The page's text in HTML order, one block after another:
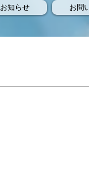
お知らせ お問